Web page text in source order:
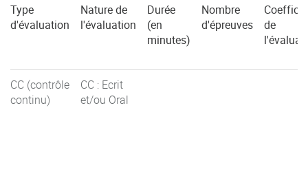
Type
d'évaluation
Nature de
l'évaluation
Durée
(en
minutes)
Nombre
d'épreuves
de
CC (contrôle
continu)
CC : Ecrit
et/ou Oral